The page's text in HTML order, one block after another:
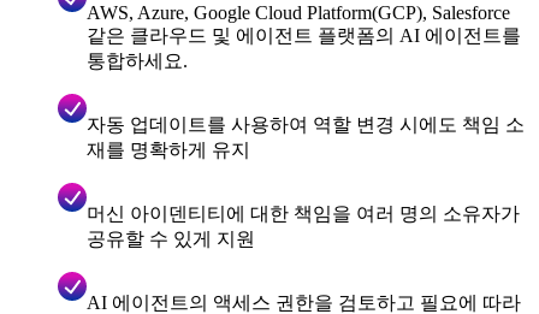
AWS, Azure, Google Cloud Platform(GCP), Salesforce
같은 클라우드 및 에이전트 플랫폼의 AI 에이전트를
통합하세요.
자동 업데이트를 사용하여 역할 변경 시에도 책임 소
재를 명확하게 유지
머신 아이덴티티에 대한 책임을 여러 명의 소유자가
공유할 수 있게 지원
AI 에이전트의 액세스 권한을 검토하고 필요에 따라